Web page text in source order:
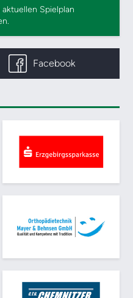
Spielplan
Facebook